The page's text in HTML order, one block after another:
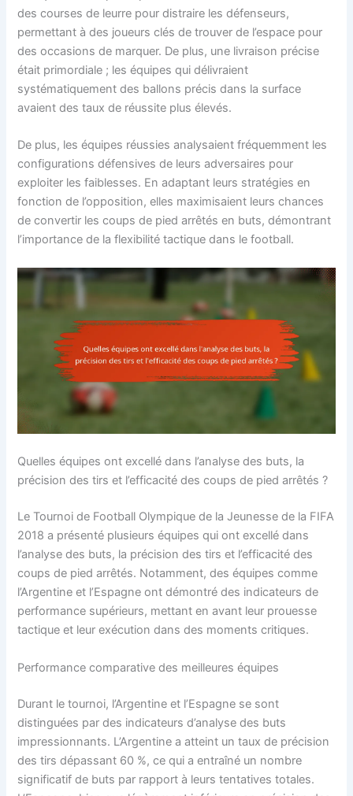
des courses de leurre pour distraire les défenseurs,
permettant à des joueurs clés de trouver de l’espace pour
des occasions de marquer. De plus, une livraison précise
était primordiale ; les équipes qui délivraient
systématiquement des ballons précis dans la surface
avaient des taux de réussite plus élevés.
De plus, les équipes réussies analysaient fréquemment les
configurations défensives de leurs adversaires pour
exploiter les faiblesses. En adaptant leurs stratégies en
fonction de l’opposition, elles maximisaient leurs chances
de convertir les coups de pied arrêtés en buts, démontrant
l’importance de la flexibilité tactique dans le football.
Quelles équipes ont excellé dans l’analyse des buts, la
précision des tirs et l’efficacité des coups de pied arrêtés ?
Le Tournoi de Football Olympique de la Jeunesse de la FIFA
2018 a présenté plusieurs équipes qui ont excellé dans
l’analyse des buts, la précision des tirs et l’efficacité des
coups de pied arrêtés. Notamment, des équipes comme
l’Argentine et l’Espagne ont démontré des indicateurs de
performance supérieurs, mettant en avant leur prouesse
tactique et leur exécution dans des moments critiques.
Performance comparative des meilleures équipes
Durant le tournoi, l’Argentine et l’Espagne se sont
distinguées par des indicateurs d’analyse des buts
impressionnants. L’Argentine a atteint un taux de précision
des tirs dépassant 60 %, ce qui a entraîné un nombre
significatif de buts par rapport à leurs tentatives totales.